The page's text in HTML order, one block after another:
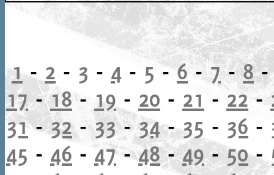
1- 2 - 3 - 4 - 5-6-7-8
17-18- 19 - 20 - 21 - 22 -
31-32-33-34-35 - 36 -
45 - 46 - 47-48-49 -50-